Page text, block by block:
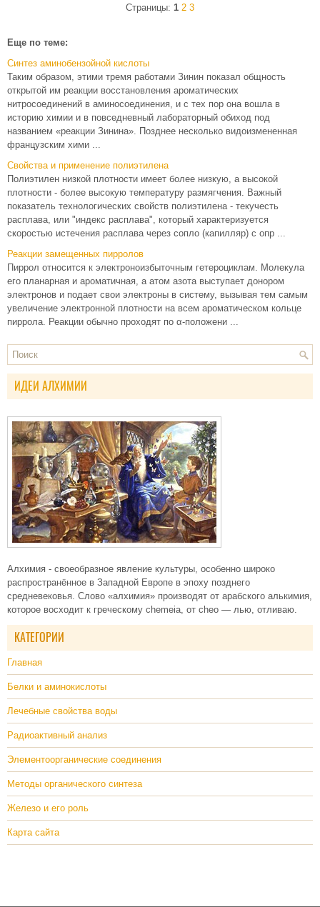
Страницы: 1 2 3
Еще по теме:
Синтез аминобензойной кислоты
Таким образом, этими тремя работами Зинин показал общность
открытой им реакции восстановления ароматических
нитросоединений в аминосоединения, и с тех пор она вошла в
историю химии и в повседневный лабораторный обиход под
названием «реакции Зинина». Позднее несколько видоизмененная
французским хими ...
Свойства и применение полиэтилена
Полиэтилен низкой плотности имеет более низкую, а высокой
плотности - более высокую температуру размягчения. Важный
показатель технологических свойств полиэтилена - текучесть
расплава, или "индекс расплава", который характеризуется
скоростью истечения расплава через сопло (капилляр) с опр ...
Реакции замещенных пирролов
Пиррол относится к электроноизбыточным гетероциклам. Молекула
его планарная и ароматичная, а атом азота выступает донором
электронов и подает свои электроны в систему, вызывая тем самым
увеличение электронной плотности на всем ароматическом кольце
пиррола. Реакции обычно проходят по α-положени ...
ИДЕИ АЛХИМИИ
Алхимия - своеобразное явление культуры, особенно широко
распространённое в Западной Европе в эпоху позднего
средневековья. Слово «алхимия» производят от арабского алькимия,
которое восходит к греческому chemeia, от cheo — лью, отливаю.
КАТЕГОРИИ
Главная
Белки и аминокислоты
Лечебные свойства воды
Радиоактивный анализ
Элементоорганические соединения
Методы органического синтеза
Железо и его роль
Карта сайта